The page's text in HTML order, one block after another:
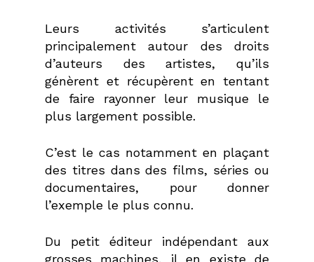
Leurs activités s’articulent
principalement autour des droits
d’auteurs des artistes, qu’ils
génèrent et récupèrent en tentant
de faire rayonner leur musique le
plus largement possible.
C’est le cas notamment en plaçant
des titres dans des films, séries ou
documentaires, pour donner
l’exemple le plus connu.
Du petit éditeur indépendant aux
grosses machines, il en existe de